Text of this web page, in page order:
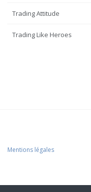
Trading Attitude
Trading Like Heroes
Mentions légales